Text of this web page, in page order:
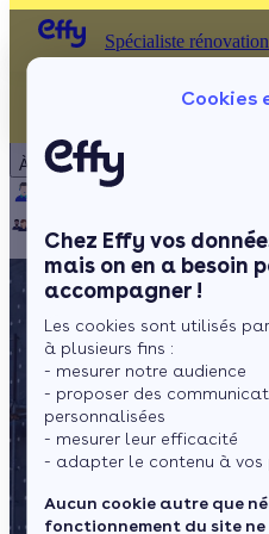
Cookies
Chez Effy vos
mais on en a besoin
accompagner !
Les cookies sont utilisés
à plusieurs fins :
- mesurer notre audience
- proposer des
personnalisées
- mesurer leur efficacité
- adapter le contenu à vos
Aucun cookie autre que
fonctionnement du site
À propos
Notre équipe
Rejoignez-
Spécialiste
Spécialiste